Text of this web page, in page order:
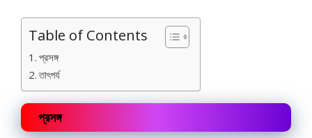
Table of Contents
প্রসঙ্গ
তাৎপর্য
প্রসঙ্গ